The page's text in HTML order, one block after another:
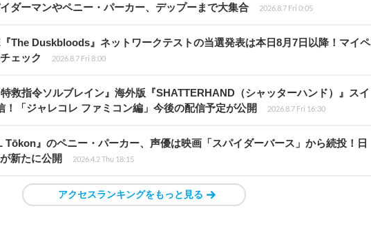
ダーマンやペニー・パーカー、デップーまで大集合
2026.8.7 Fri 0:05
The Duskbloods』ネットワークテストの当選発表は本日8月7日以降！マイペ
ェック
2026.8.7 Fri 8:00
救指令ソルブレイン』海外版『SHATTERHAND（シャッターハンド）』スイ
！「ジャレコレ ファミコン編」今後の配信予定が公開
2026.8.7 Fri 16:30
Tōkon』のペニー・パーカー、声優は映画「スパイダーバース」から続投！日
新たに公開
2026.4.2 Thu 18:15
アクセスランキングをもっと見る